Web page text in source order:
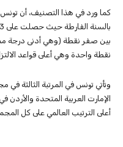
كما ورد في هذا التصنيف، أن
بين صفر نقطة (وهي أدنى درجة
نقطة واحدة وهي أعلى قواعد
وتأتي تونس في المرتبة الثالثة
الإمارت العربية المتحدة
أعلى الترتيب العالمي على كل